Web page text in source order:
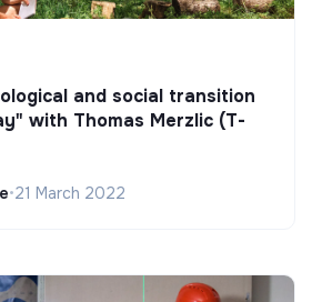
and social transition
with Thomas Merzlic (T-
•21 March 2022